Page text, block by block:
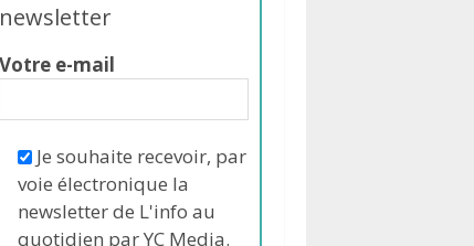
newsletter
Votre e-mail
Je souhaite recevoir, par
voie électronique la
newsletter de L'info au
quotidien par YC Media.